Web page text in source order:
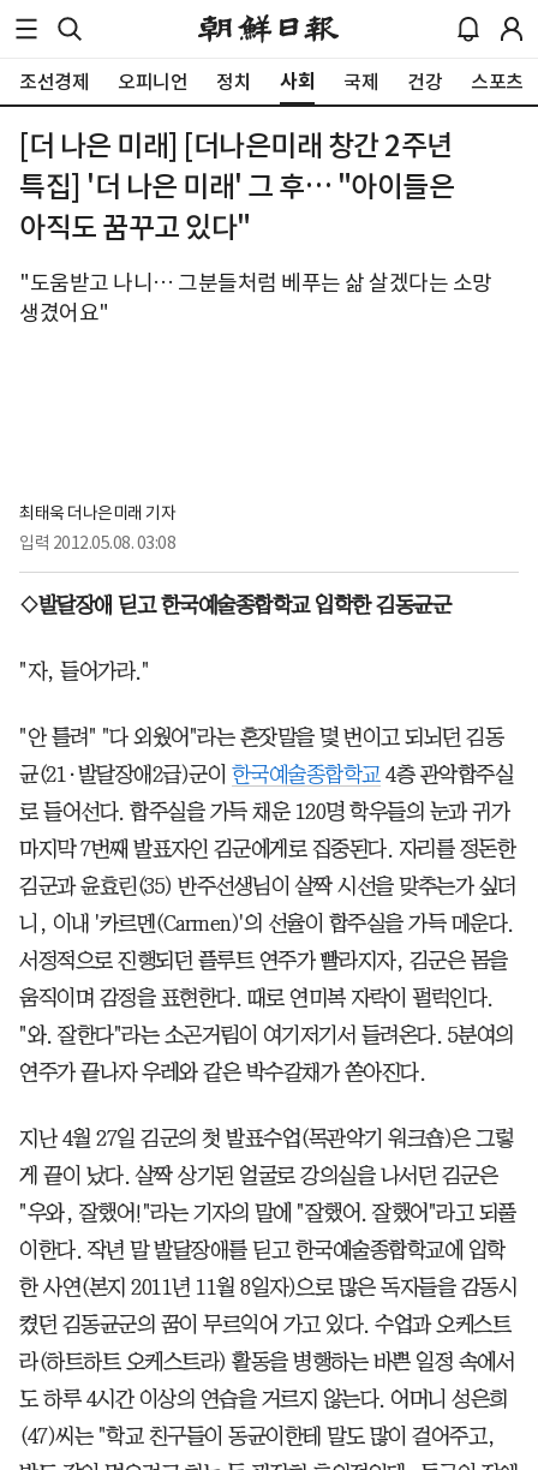
조선경제 오피니언 정치 사회 국제 건강 스포츠
[더 나은 미래] [더나은미래 창간 2주년
특집] '더 나은 미래' 그 후… "아이들은
아직도 꿈꾸고 있다"
"도움받고 나니… 그분들처럼 베푸는 삶 살겠다는 소망
생겼어요"
최태욱 더나은미래 기자
입력 2012.05.08. 03:08
◇발달장애 딛고 한국예술종합학교 입학한 김동균군
"자, 들어가라."
"안 틀려" "다 외웠어"라는 혼잣말을 몇 번이고 되뇌던 김동
균(21·발달장애2급)군이 한국예술종합학교 4층 관악합주실
로 들어선다. 합주실을 가득 채운 120명 학우들의 눈과 귀가
마지막 7번째 발표자인 김군에게로 집중된다. 자리를 정돈한
김군과 윤효린(35) 반주선생님이 살짝 시선을 맞추는가 싶더
니, 이내 '카르멘(Carmen)'의 선율이 합주실을 가득 메운다.
서정적으로 진행되던 플루트 연주가 빨라지자, 김군은 몸을
움직이며 감정을 표현한다. 때로 연미복 자락이 펄럭인다.
"와. 잘한다"라는 소곤거림이 여기저기서 들려온다. 5분여의
연주가 끝나자 우레와 같은 박수갈채가 쏟아진다.
지난 4월 27일 김군의 첫 발표수업(목관악기 워크숍)은 그렇
게 끝이 났다. 살짝 상기된 얼굴로 강의실을 나서던 김군은
"우와, 잘했어!"라는 기자의 말에 "잘했어. 잘했어"라고 되풀
이한다. 작년 말 발달장애를 딛고 한국예술종합학교에 입학
한 사연(본지 2011년 11월 8일자)으로 많은 독자들을 감동시
켰던 김동균군의 꿈이 무르익어 가고 있다. 수업과 오케스트
라(하트하트 오케스트라) 활동을 병행하는 바쁜 일정 속에서
도 하루 4시간 이상의 연습을 거르지 않는다. 어머니 성은희
(47)씨는 "학교 친구들이 동균이한테 말도 많이 걸어주고,